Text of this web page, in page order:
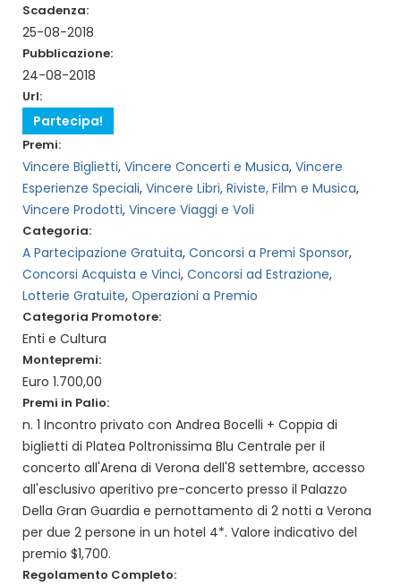
Scadenza:
25-08-2018
Pubblicazione:
24-08-2018
Url:
Partecipa!
Premi:
Vincere Biglietti, Vincere Concerti e Musica, Vincere
Esperienze Speciali, Vincere Libri, Riviste, Film e Musica,
Vincere Prodotti, Vincere Viaggi e Voli
Categoria:
A Partecipazione Gratuita, Concorsi a Premi Sponsor,
Concorsi Acquista e Vinci, Concorsi ad Estrazione,
Lotterie Gratuite, Operazioni a Premio
Categoria Promotore:
Enti e Cultura
Montepremi:
Euro 1.700,00
Premi in Palio:
n. 1 Incontro privato con Andrea Bocelli + Coppia di
biglietti di Platea Poltronissima Blu Centrale per il
concerto all'Arena di Verona dell'8 settembre, accesso
all'esclusivo aperitivo pre-concerto presso il Palazzo
Della Gran Guardia e pernottamento di 2 notti a Verona
per due 2 persone in un hotel 4*. Valore indicativo del
premio $1,700.
Regolamento Completo: